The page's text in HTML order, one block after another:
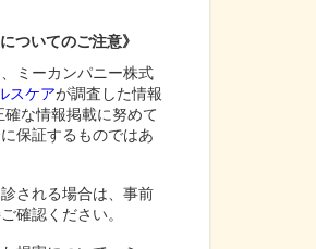
ついてのご注意》
ミーカンパニー株式
スケアが調査した情報
な情報掲載に努めて
保証するものではあ
される場合は、事前
確認ください。